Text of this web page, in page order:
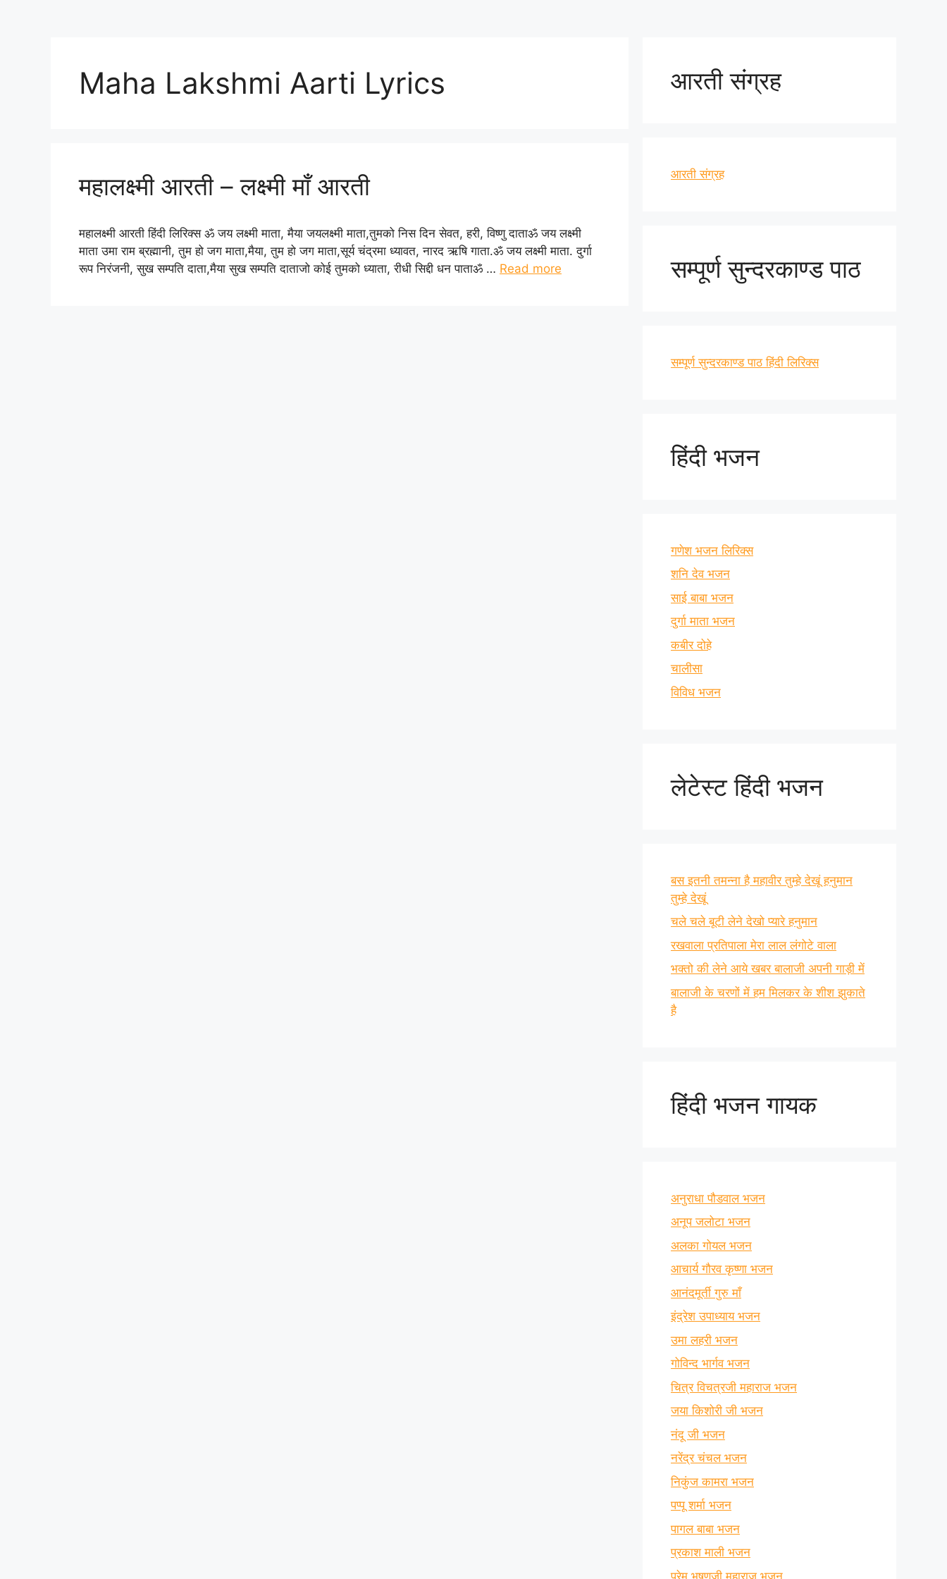
Maha Lakshmi Aarti Lyrics
महालक्ष्मी आरती – लक्ष्मी माँ आरती
महालक्ष्मी आरती हिंदी लिरिक्स ॐ जय लक्ष्मी माता, मैया जयलक्ष्मी माता,तुमको निस दिन सेवत, हरी, विष्णु दाताॐ जय लक्ष्मी
माता उमा राम ब्रह्मानी, तुम हो जग माता,मैया, तुम हो जग माता,सूर्य चंद्रमा ध्यावत, नारद ऋषि गाता.ॐ जय लक्ष्मी माता. दुर्गा
रूप निरंजनी, सुख सम्पति दाता,मैया सुख सम्पति दाताजो कोई तुमको ध्याता, रीधी सिद्दी धन पाताॐ … Read more
आरती संग्रह
आरती संग्रह
सम्पूर्ण सुन्दरकाण्ड पाठ
सम्पूर्ण सुन्दरकाण्ड पाठ हिंदी लिरिक्स
हिंदी भजन
गणेश भजन लिरिक्स
शनि देव भजन
साई बाबा भजन
दुर्गा माता भजन
कबीर दोहे
चालीसा
विविध भजन
लेटेस्ट हिंदी भजन
बस इतनी तमन्ना है महावीर तुम्हे देखूं हनुमान
तुम्हे देखूं
चले चले बूटी लेने देखो प्यारे हनुमान
रखवाला प्रतिपाला मेरा लाल लंगोटे वाला
भक्तो की लेने आये खबर बालाजी अपनी गाड़ी में
बालाजी के चरणों में हम मिलकर के शीश झुकाते
है
हिंदी भजन गायक
अनुराधा पौडवाल भजन
अनूप जलोटा भजन
अलका गोयल भजन
आचार्य गौरव कृष्णा भजन
आनंदमूर्ती गुरु माँ
इंद्रेश उपाध्याय भजन
उमा लहरी भजन
गोविन्द भार्गव भजन
चित्र विचत्रजी महाराज भजन
जया किशोरी जी भजन
नंदू जी भजन
नरेंद्र चंचल भजन
निकुंज कामरा भजन
पप्पू शर्मा भजन
पागल बाबा भजन
प्रकाश माली भजन
प्रेम भूषणजी महाराज भजन